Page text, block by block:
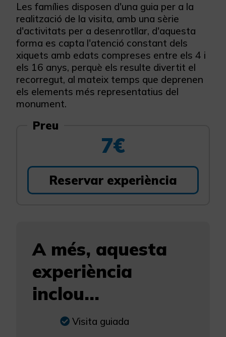
Les famílies disposen d'una guia per a la
realització de la visita, amb una sèrie
d'activitats per a desenrotllar, d'aquesta
forma es capta l'atenció constant dels
xiquets amb edats compreses entre els 4 i
els 16 anys, perquè els resulte divertit el
recorregut, al mateix temps que deprenen
els elements més representatius del
monument.
Preu
7€
Reservar experiència
A més, aquesta
experiència
inclou...
Visita guiada